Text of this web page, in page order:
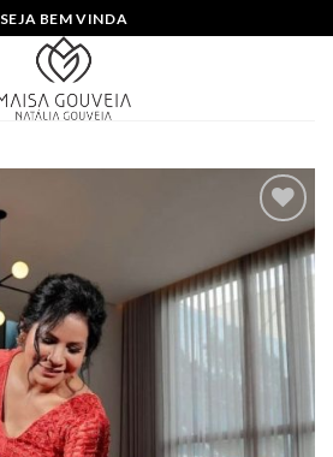
SEJA BEM VINDA
Add to
wishlist